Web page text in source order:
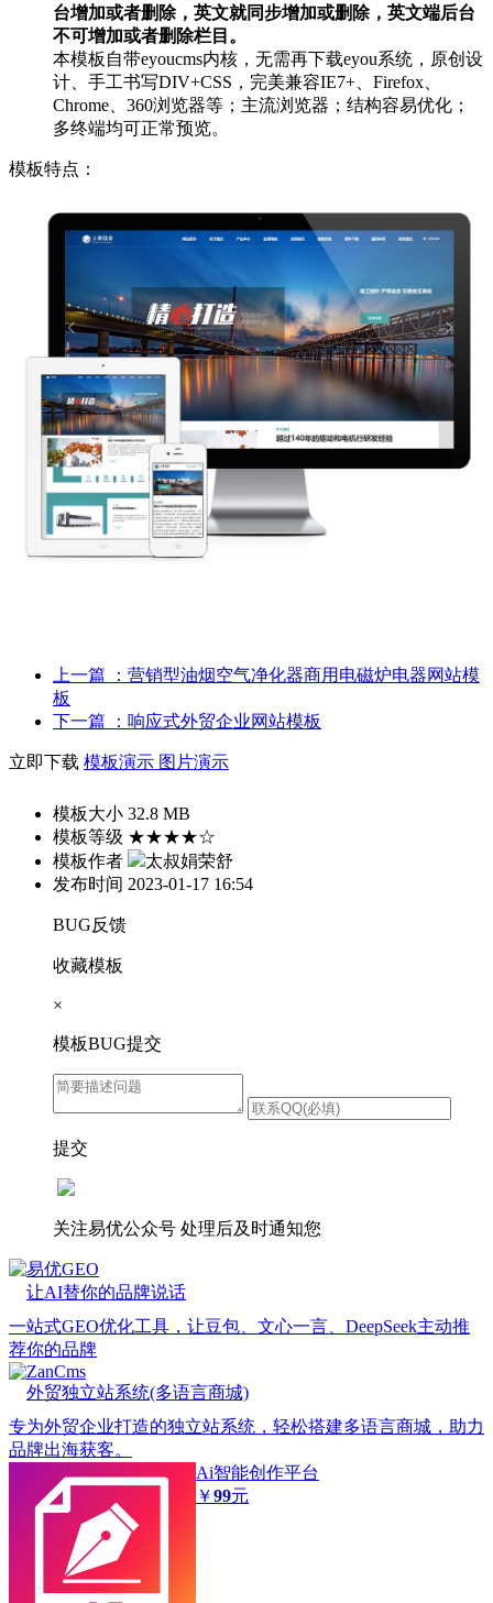
台增加或者删除，英文就同步增加或删除，英文端后台
不可增加或者删除栏目。
本模板自带eyoucms内核，无需再下载eyou系统，原创设
计、手工书写DIV+CSS，完美兼容IE7+、Firefox、
Chrome、360浏览器等；主流浏览器；结构容易优化；
多终端均可正常预览。
模板特点：
上一篇
：营销型油烟空气净化器商用电磁炉电器网站模
板
下一篇
：响应式外贸企业网站模板
立即下载 模板演示 图片演示
模板大小 32.8 MB
模板等级 ★★★★☆
模板作者
太叔娟荣舒
发布时间 2023-01-17 16:54
BUG反馈
收藏模板
×
模板BUG提交
提交
关注易优公众号 处理后及时通知您
易优GEO
让AI替你的品牌说话
一站式GEO优化工具，让豆包、文心一言、DeepSeek主动推
荐你的品牌
ZanCms
外贸独立站系统(多语言商城)
专为外贸企业打造的独立站系统，轻松搭建多语言商城，助力
品牌出海获客。
Ai智能创作平台
￥99元